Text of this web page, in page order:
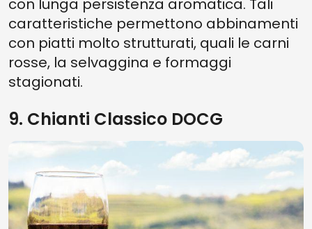
con lunga persistenza aromatica. Tali
caratteristiche permettono abbinamenti
con piatti molto strutturati, quali le carni
rosse, la selvaggina e formaggi
stagionati.
9. Chianti Classico DOCG